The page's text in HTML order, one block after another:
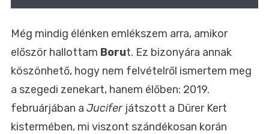
Még mindig élénken emlékszem arra, amikor
először hallottam Borut. Ez bizonyára annak
köszönhető, hogy nem felvételről ismertem meg
a szegedi zenekart, hanem élőben: 2019.
februárjában a Juciferjátszott a Dürer Kert
kistermében, mi viszont szándékosan korán